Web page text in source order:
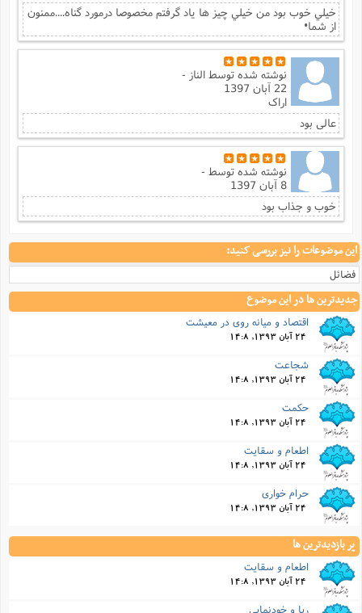
خيلي خوب بود من خيلي چيز ها ياد گرفتم مخصوصا درمورد گناه....ممنون
از شما•
نوشته شده توسطالناز -
22 آبان 1397
اراک
عالی بود
نوشته شده توسط-
8 آبان 1397
خوب و جذاب بود
این موضوعات را نیز بررسی کنید:
فضائل
جدیدترین ها در این موضوع
اقتصاد و میانه روی در معیشت
24 آبان 1393, 14:8
شجاعت
24 آبان 1393, 14:8
حکمت
24 آبان 1393, 14:8
اطعام و سقایت
24 آبان 1393, 14:8
حرام خواری
24 آبان 1393, 14:8
پر بازدیدترین ها
اطعام و سقایت
24 آبان 1393, 14:8
ریا و خودنمایی